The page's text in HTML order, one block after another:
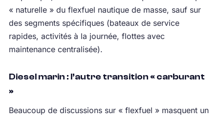
« naturelle » du flexfuel nautique de masse, sauf sur
des segments spécifiques (bateaux de service
rapides, activités à la journée, flottes avec
maintenance centralisée).
Diesel marin : l’autre transition « carburant
»
Beaucoup de discussions sur « flexfuel » masquent un